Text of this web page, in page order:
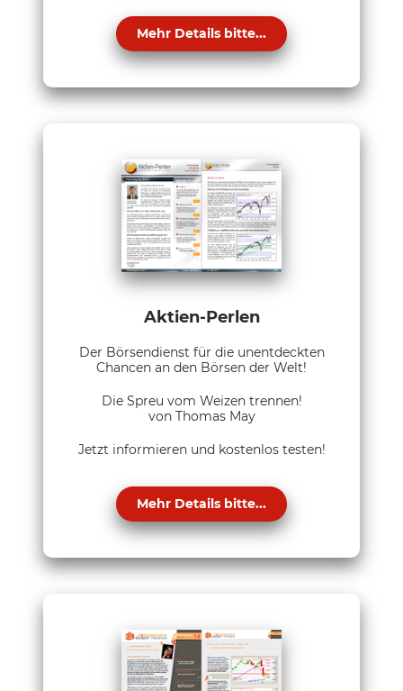
Mehr Details bitte...
Aktien-Perlen
Der Börsendienst für die unentdeckten
Chancen an den Börsen der Welt!
Die Spreu vom Weizen trennen!
von Thomas May
Jetzt informieren und kostenlos testen!
Mehr Details bitte...